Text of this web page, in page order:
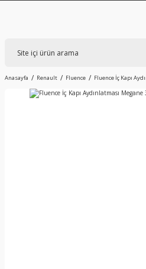
Anasayfa Renault Fluence Fluence İç Kapı